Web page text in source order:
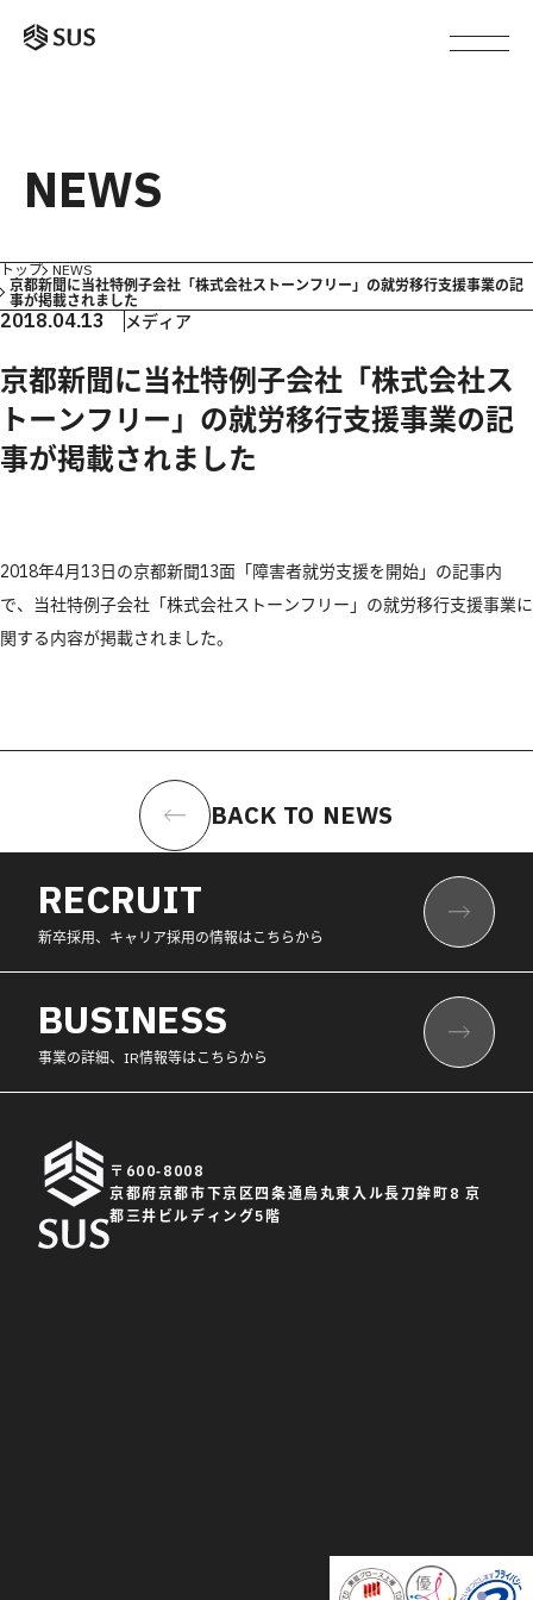
NEWS
トップ NEWS
京都新聞に当社特例子会社「株式会社ストーンフリー」の就労移行支援事業の記
事が掲載されました
2018.04.13 メディア
京都新聞に当社特例子会社「株式会社ス
トーンフリー」の就労移行支援事業の記
事が掲載されました
2018年4月13日の京都新聞13面「障害者就労支援を開始」の記事内
で、当社特例子会社「株式会社ストーンフリー」の就労移行支援事業に
関する内容が掲載されました。
BACK TO NEWS
RECRUIT
新卒採用、キャリア採用の情報はこちらから
BUSINESS
事業の詳細、IR情報等はこちらから
〒600-8008
京都府京都市下京区四条通烏丸東入ル長刀鉾町8 京
都三井ビルディング5階